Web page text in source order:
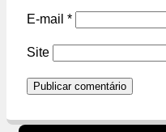
E-mail *
Site